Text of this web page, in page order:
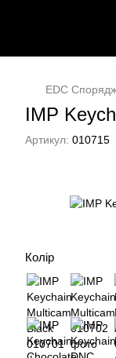
EDC
IMP
Артикул: 010715
Колір